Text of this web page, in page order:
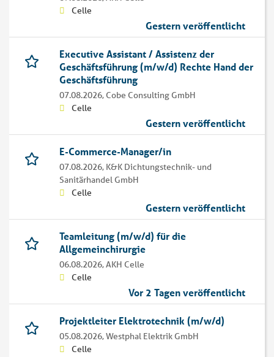
Celle
Gestern veröffentlicht
Executive Assistant / Assistenz der
Geschäftsführung (m/w/d) Rechte Hand der
Geschäftsführung
07.08.2026, Cobe Consulting GmbH
Celle
Gestern veröffentlicht
E-Commerce-Manager/in
07.08.2026, K&K Dichtungstechnik- und
Sanitärhandel GmbH
Celle
Gestern veröffentlicht
Teamleitung (m/w/d) für die
Allgemeinchirurgie
06.08.2026,AKH Celle
Celle
Vor 2 Tagen veröffentlicht
Projektleiter Elektrotechnik (m/w/d)
05.08.2026,Westphal Elektrik GmbH
Celle